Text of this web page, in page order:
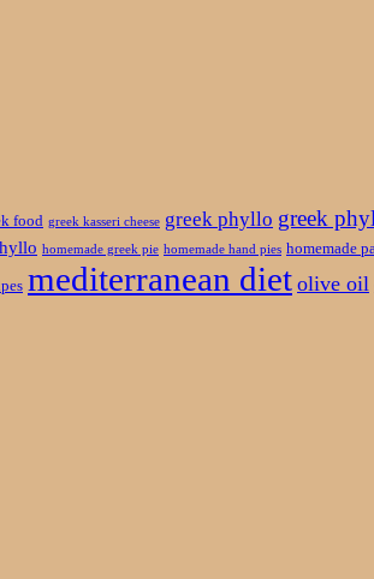
food greek kasseri cheese greek phyllo greek
homemade greek pie homemade hand pies homemade
mediterranean diet olive oil